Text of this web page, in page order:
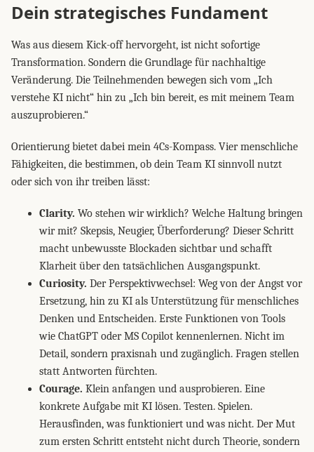
Dein strategisches Fundament
Was aus diesem Kick-off hervorgeht, ist nicht sofortige
Transformation. Sondern die Grundlage für nachhaltige
Veränderung. Die Teilnehmenden bewegen sich vom „Ich
verstehe KI nicht“ hin zu „Ich bin bereit, es mit meinem Team
auszuprobieren.“
Orientierung bietet dabei mein 4Cs-Kompass. Vier menschliche
Fähigkeiten, die bestimmen, ob dein Team KI sinnvoll nutzt
oder sich von ihr treiben lässt:
Clarity. Wo stehen wir wirklich? Welche Haltung bringen
wir mit? Skepsis, Neugier, Überforderung? Dieser Schritt
macht unbewusste Blockaden sichtbar und schafft
Klarheit über den tatsächlichen Ausgangspunkt.
Curiosity. Der Perspektivwechsel: Weg von der Angst vor
Ersetzung, hin zu KI als Unterstützung für menschliches
Denken und Entscheiden. Erste Funktionen von Tools
wie ChatGPT oder MS Copilot kennenlernen. Nicht im
Detail, sondern praxisnah und zugänglich. Fragen stellen
statt Antworten fürchten.
Courage. Klein anfangen und ausprobieren. Eine
konkrete Aufgabe mit KI lösen. Testen. Spielen.
Herausfinden, was funktioniert und was nicht. Der Mut
zum ersten Schritt entsteht nicht durch Theorie, sondern